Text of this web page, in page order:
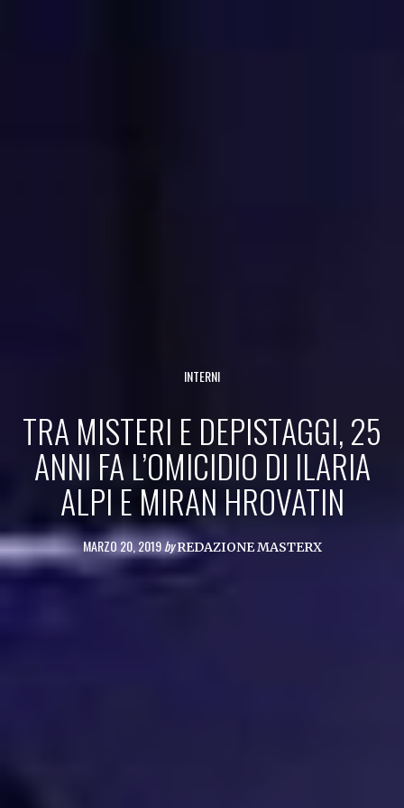
INTERNI
TRA MISTERI E DEPISTAGGI, 25
ANNI FA L’OMICIDIO DI ILARIA
ALPI E MIRAN HROVATIN
MARZO 20, 2019by REDAZIONE MASTERX